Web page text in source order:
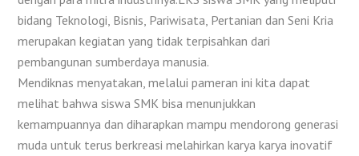
bidang Teknologi, Bisnis, Pariwisata, Pertanian dan Seni Kria
merupakan kegiatan yang tidak terpisahkan dari
pembangunan sumberdaya manusia.
Mendiknas menyatakan, melalui pameran ini kita dapat
melihat bahwa siswa SMK bisa menunjukkan
kemampuannya dan diharapkan mampu mendorong generasi
muda untuk terus berkreasi melahirkan karya karya inovatif